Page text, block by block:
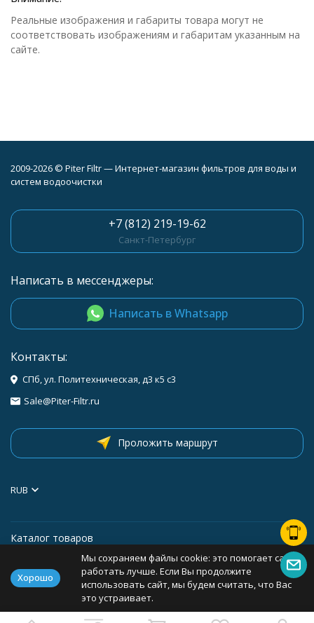
Реальные изображения и габариты товара могут не
соответствовать изображениям и габаритам указанным на
сайте.
2009-2026 © Piter Filtr — Интернет-магазин фильтров для воды и
систем водоочистки
+7 (812) 219-19-62
Санкт-Петербург
Написать в мессенджеры:
Написать в Whatsapp
Контакты:
СПб, ул. Политехническая, д3 к5 с3
Sale@Piter-Filtr.ru
Проложить маршрут
RUB
Каталог товаров
Информация
Политика персональных данных Карта сайта
Хорошо
Мы сохраняем файлы cookie: это помогает сайту
работать лучше. Если Вы продолжите
использовать сайт, мы будем считать, что Вас
это устраивает.